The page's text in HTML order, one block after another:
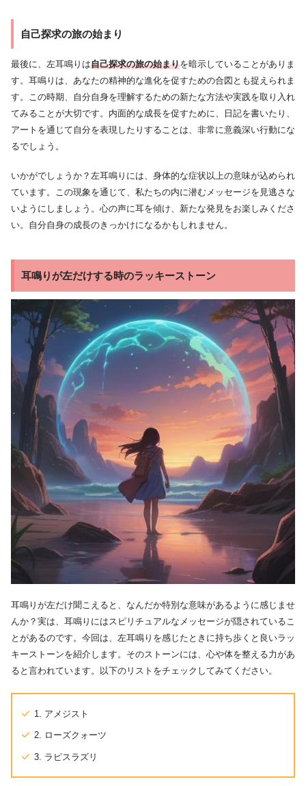
自己探求の旅の始まり
最後に、左耳鳴りは自己探求の旅の始まりを暗示していることがありま
す。耳鳴りは、あなたの精神的な進化を促すための合図とも捉えられま
す。この時期、自分自身を理解するための新たな方法や実践を取り入れ
てみることが大切です。内面的な成長を促すために、日記を書いたり、
アートを通じて自分を表現したりすることは、非常に意義深い行動にな
るでしょう。
いかがでしょうか？左耳鳴りには、身体的な症状以上の意味が込められ
ています。この現象を通じて、私たちの内に潜むメッセージを見逃さな
いようにしましょう。心の声に耳を傾け、新たな発見をお楽しみくださ
い。自分自身の成長のきっかけになるかもしれません。
耳鳴りが左だけする時のラッキーストーン
耳鳴りが左だけ聞こえると、なんだか特別な意味があるように感じませ
んか？実は、耳鳴りにはスピリチュアルなメッセージが隠されているこ
とがあるのです。今回は、左耳鳴りを感じたときに持ち歩くと良いラッ
キーストーンを紹介します。そのストーンには、心や体を整える力があ
ると言われています。以下のリストをチェックしてみてください。
1. アメジスト
2. ローズクォーツ
3. ラピスラズリ